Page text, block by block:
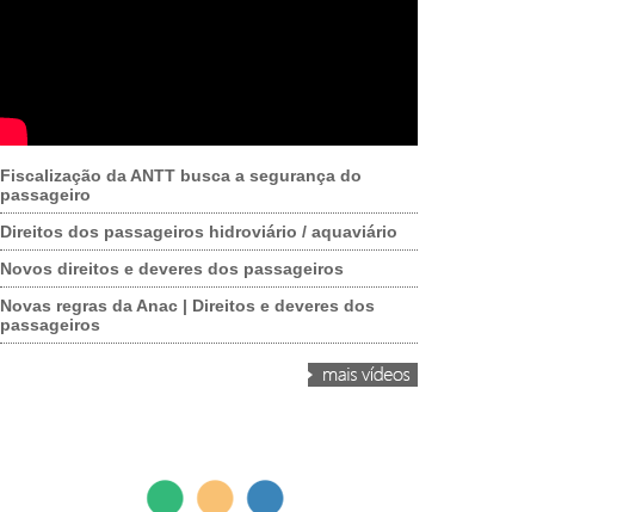
Fiscalização da ANTT busca a segurança do
passageiro
Direitos dos passageiros hidroviário / aquaviário
Novos direitos e deveres dos passageiros
Novas regras da Anac | Direitos e deveres dos
passageiros